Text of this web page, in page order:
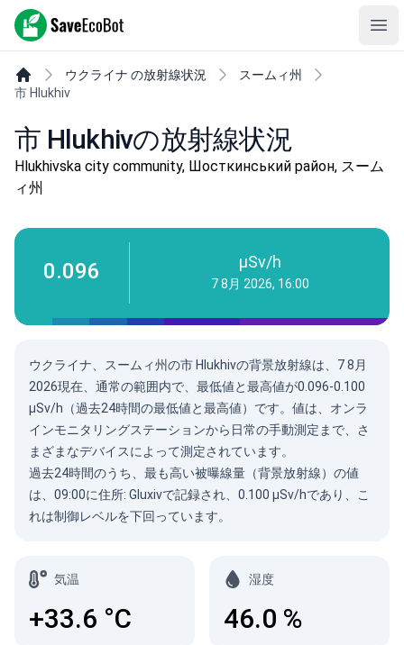
SaveEcoBot
ウクライナ の放射線状況
スームィ州
市 Hlukhiv
市 Hlukhivの放射線状況
Hlukhivska city community, Шосткинський район, スーム
ィ州
0.096 µSv/h
7 8月 2026, 16:00
ウクライナ、スームィ州の市 Hlukhivの背景放射線は、 7 8月
2026現在、通常の範囲内で、最低値と最高値が0.096-0.100
µSv/h（過去24時間の最低値と最高値）です。値は、オンラ
インモニタリングステーションから日常の手動測定まで、さ
まざまなデバイスによって測定されています。
過去24時間のうち、最も高い被曝線量（背景放射線）の値
は、09:00に住所: Gluxivで記録され、0.100 µSv/hであり、こ
れは制御レベルを下回っています。
気温
+33.6 °C
湿度
46.0 %